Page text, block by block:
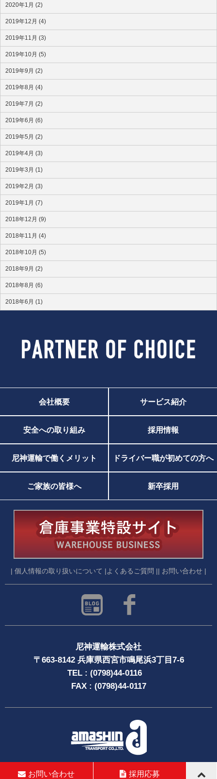
2020年1月 (2)
2019年12月 (4)
2019年11月 (3)
2019年10月 (5)
2019年9月 (2)
2019年8月 (4)
2019年7月 (2)
2019年6月 (6)
2019年5月 (2)
2019年4月 (3)
2019年3月 (1)
2019年2月 (3)
2019年1月 (7)
2018年12月 (9)
2018年11月 (4)
2018年10月 (5)
2018年9月 (2)
2018年8月 (6)
2018年6月 (1)
会社概要 サービス紹介
安全への取り組み 採用情報
尼神運輸で働くメリット ドライバー職が初めての方へ
ご家族の皆様へ 新卒採用
| 個人情報の取り扱いについて | よくあるご質問 || お問い合わせ |
尼神運輸株式会社
〒663-8142 兵庫県西宮市鳴尾浜3丁目7-6
TEL : (0798)44-0116
FAX : (0798)44-0117
Copyright © 兵庫の尼神運輸株式会社 | amashin transport co.,ltd
お問い合わせ 採用応募